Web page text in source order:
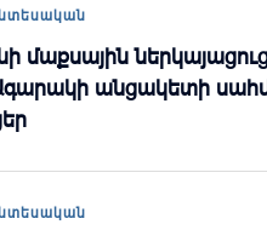
մաքսային
Ագարակի անցակետի